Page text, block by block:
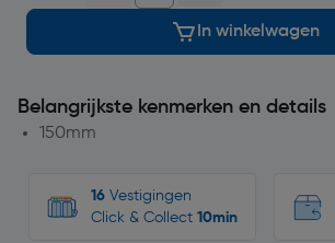
In winkelwagen
Belangrijkste kenmerken en details
150mm
16 Vestigingen
Click & Collect 10min